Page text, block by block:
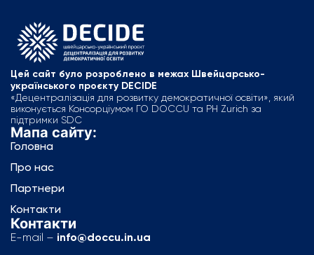
Цей сайт було розроблено в межах Швейцарсько-
українського проєкту DECIDE
«Децентралізація для розвитку демократичної освіти», який
виконується Консорціумом ГО DOCCU та PH Zurich за
підтримки SDC
Мапа сайту:
Головна
Про нас
Партнери
Контакти
Контакти
E-mail – info@doccu.in.ua